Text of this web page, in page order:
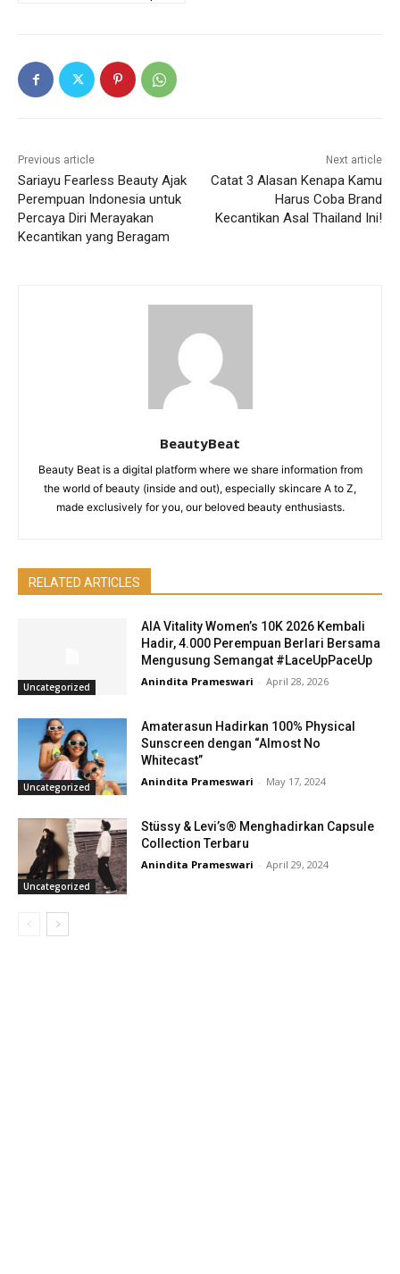
Previous article
Sariayu Fearless Beauty Ajak
Perempuan Indonesia untuk
Percaya Diri Merayakan
Kecantikan yang Beragam
Next article
Catat 3 Alasan Kenapa Kamu
Harus Coba Brand
Kecantikan Asal Thailand Ini!
BeautyBeat
Beauty Beat is a digital platform where we share information from
the world of beauty (inside and out), especially skincare A to Z,
made exclusively for you, our beloved beauty enthusiasts.
RELATED ARTICLES
Uncategorized
AIA Vitality Women’s 10K 2026 Kembali
Hadir, 4.000 Perempuan Berlari Bersama
Mengusung Semangat #LaceUpPaceUp
Anindita Prameswari - April 28, 2026
Uncategorized
Amaterasun Hadirkan 100% Physical
Sunscreen dengan “Almost No
Whitecast”
Anindita Prameswari - May 17, 2024
Uncategorized
Stüssy & Levi’s® Menghadirkan Capsule
Collection Terbaru
Anindita Prameswari - April 29, 2024